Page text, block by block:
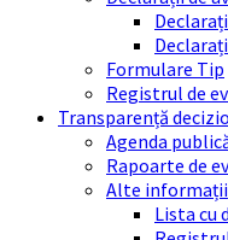
Formulare Tip
Registrul de
Transparență
Agenda
Rapoarte de
Alte informații
Lista cu